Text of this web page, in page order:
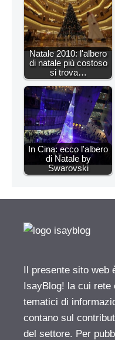
Natale 2010: l'albero
di natale più costoso
si trova…
In Cina: ecco l'albero
di Natale by
Swarovski
Il presente sito web
IsayBlog! la cui rete
tematici di
contano sul
del settore. Per